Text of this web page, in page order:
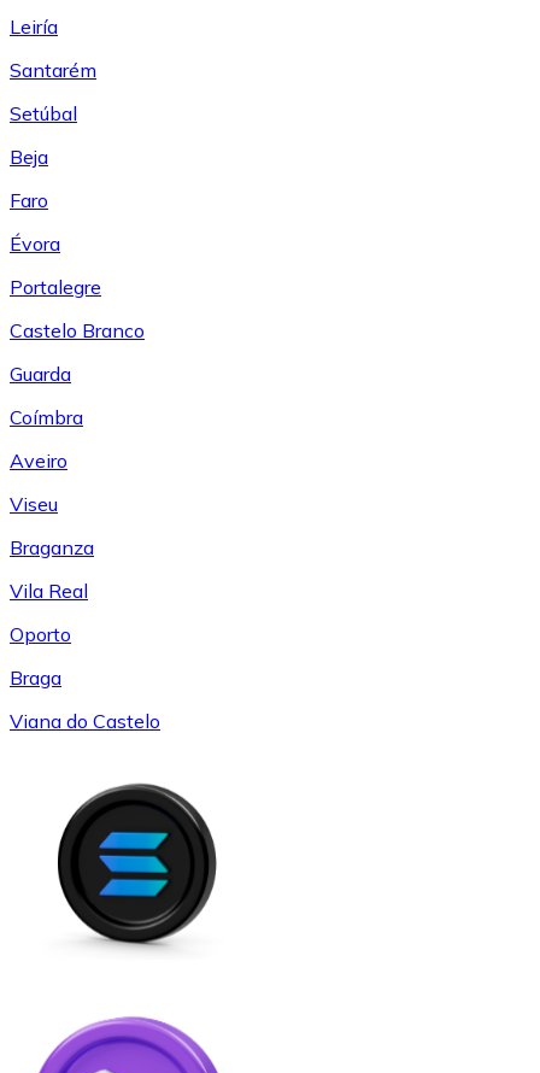
Leiría
Santarém
Setúbal
Beja
Faro
Évora
Portalegre
Castelo Branco
Guarda
Coímbra
Aveiro
Viseu
Braganza
Vila Real
Oporto
Braga
Viana do Castelo